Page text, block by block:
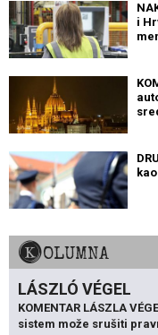
i
KOLUMNA
LÁSZLÓ VÉGEL
KOMENTAR LÁSZLA
sistem može srušiti